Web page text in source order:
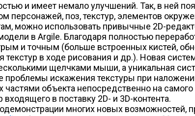
и имеет немало улучшений. Так, в ней
поз, текстур, элементов
можно использовать привычные 2D-
в Argile. Благодаря полностью
и точным (больше встроенных кистей,
в ходе рисования и др.). Новая
щелчками мыши, а уникальная
искажения текстуры при
объекта непосредственно на
в поставку 2D- и 3D-контента.
многих новых возможностей,